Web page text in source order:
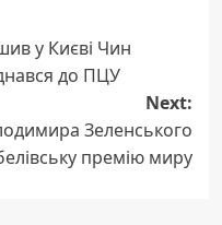
у Києві Чин
до ПЦУ
Next:
Зеленського
премію миру